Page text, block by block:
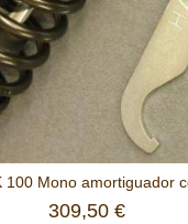
100 Mono amortiguador
309,50 €